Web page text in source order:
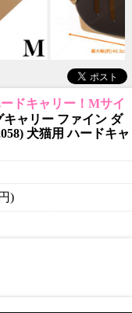
ドキャリー！Mサイ
ャリー ファイン ダ
犬猫用 ハードキャ
)